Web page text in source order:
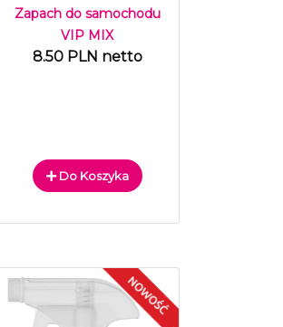
Zapach do samochodu
VIP MIX
8.50 PLN netto
Do Koszyka